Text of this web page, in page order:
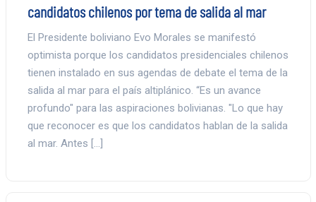
candidatos chilenos por tema de salida al mar
El Presidente boliviano Evo Morales se manifestó
optimista porque los candidatos presidenciales chilenos
tienen instalado en sus agendas de debate el tema de la
salida al mar para el país altiplánico. “Es un avance
profundo" para las aspiraciones bolivianas. "Lo que hay
que reconocer es que los candidatos hablan de la salida
al mar. Antes […]